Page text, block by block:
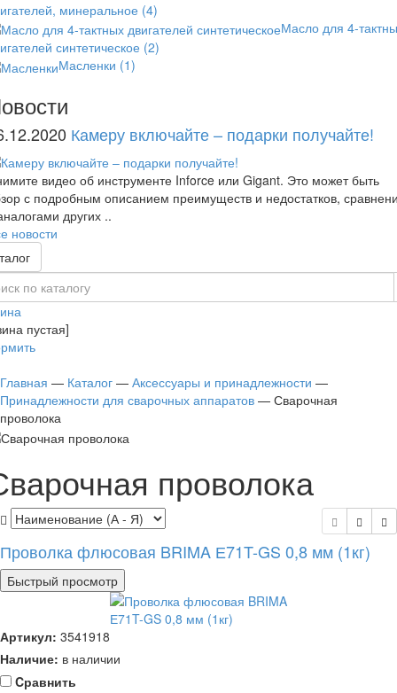
минеральное (4)
Масло для 4-
синтетическое (2)
Масленки (1)
Камеру включайте – подарки получайте!
видео об инструменте Inforce или Gigant. Это может быть
с подробным описанием преимуществ и недостатков,
других ..
новости
пустая]
Главная — Каталог — Аксессуары и принадлежности —
Принадлежности для сварочных аппаратов — Сварочная
проволока
проволока
Проволка флюсовая BRIMA Е71T-GS 0,8 мм (1кг)
Быстрый просмотр
Артикул: 3541918
Наличие: в наличии
Cравнить